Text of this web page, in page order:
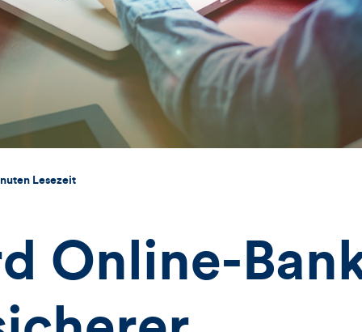
Lesezeit
Online-